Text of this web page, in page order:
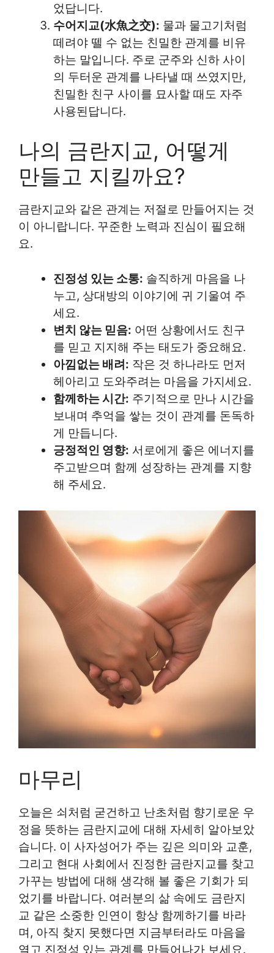
었답니다.
수어지교(水魚之交): 물과 물고기처럼
떼려야 뗄 수 없는 친밀한 관계를 비유
하는 말입니다. 주로 군주와 신하 사이
의 두터운 관계를 나타낼 때 쓰였지만,
친밀한 친구 사이를 묘사할 때도 자주
사용된답니다.
나의 금란지교, 어떻게
만들고 지킬까요?
금란지교와 같은 관계는 저절로 만들어지는 것
이 아니랍니다. 꾸준한 노력과 진심이 필요해
요.
진정성 있는 소통: 솔직하게 마음을 나
누고, 상대방의 이야기에 귀 기울여 주
세요.
변치 않는 믿음: 어떤 상황에서도 친구
를 믿고 지지해 주는 태도가 중요해요.
아낌없는 배려: 작은 것 하나라도 먼저
헤아리고 도와주려는 마음을 가지세요.
함께하는 시간: 주기적으로 만나 시간을
보내며 추억을 쌓는 것이 관계를 돈독하
게 만듭니다.
긍정적인 영향: 서로에게 좋은 에너지를
주고받으며 함께 성장하는 관계를 지향
해 주세요.
마무리
오늘은 쇠처럼 굳건하고 난초처럼 향기로운 우
정을 뜻하는 금란지교에 대해 자세히 알아보았
습니다. 이 사자성어가 주는 깊은 의미와 교훈,
그리고 현대 사회에서 진정한 금란지교를 찾고
가꾸는 방법에 대해 생각해 볼 좋은 기회가 되
었기를 바랍니다. 여러분의 삶 속에도 금란지
교 같은 소중한 인연이 항상 함께하기를 바라
며, 아직 찾지 못했다면 지금부터라도 마음을
열고 진정성 있는 관계를 만들어나가 보세요.